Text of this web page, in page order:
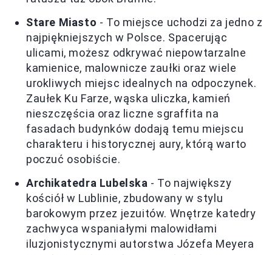
Stare Miasto - To miejsce uchodzi za jedno z
najpiękniejszych w Polsce. Spacerując
ulicami, możesz odkrywać niepowtarzalne
kamienice, malownicze zaułki oraz wiele
urokliwych miejsc idealnych na odpoczynek.
Zaułek Ku Farze, wąska uliczka, kamień
nieszczęścia oraz liczne sgraffita na
fasadach budynków dodają temu miejscu
charakteru i historycznej aury, którą warto
poczuć osobiście.
Archikatedra Lubelska - To największy
kościół w Lublinie, zbudowany w stylu
barokowym przez jezuitów. Wnętrze katedry
zachwyca wspaniałymi malowidłami
iluzjonistycznymi autorstwa Józefa Meyera